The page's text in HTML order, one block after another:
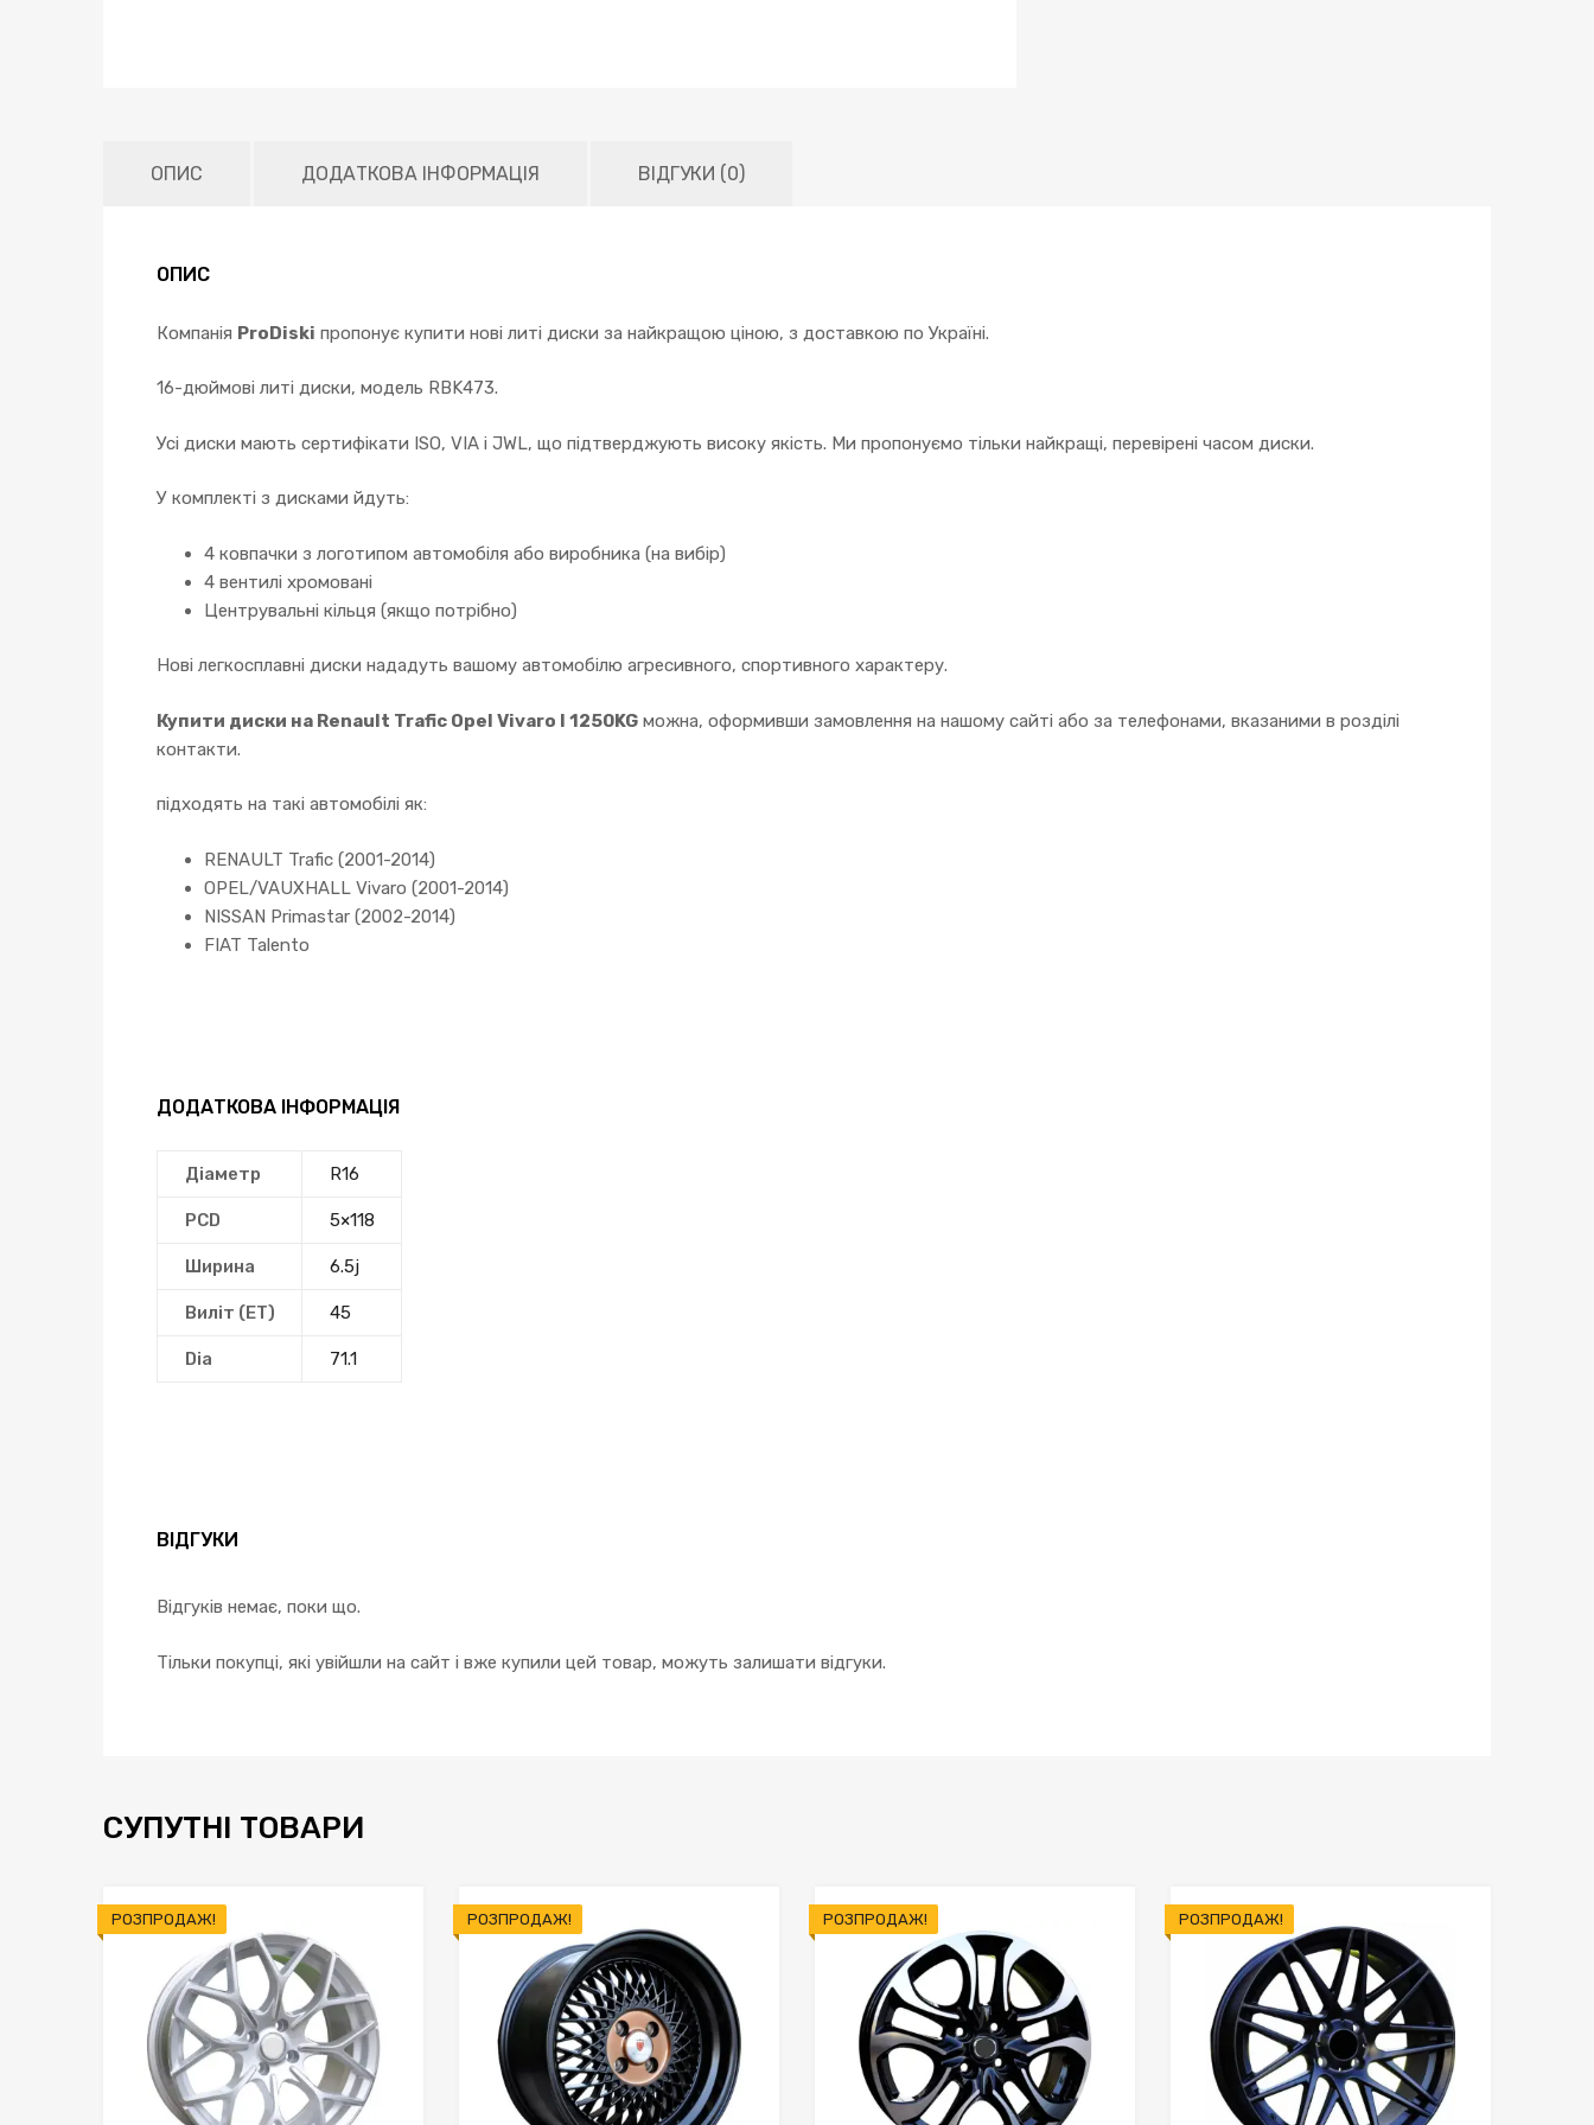
ОПИС ДОДАТКОВА ІНФОРМАЦІЯ ВІДГУКИ (0)
ОПИС
Компанія ProDiski пропонує купити нові литі диски за найкращою ціною, з доставкою по Україні.
16-дюймові литі диски, модель RBK473.
Усі диски мають сертифікати ISO, VIA і JWL, що підтверджують високу якість. Ми пропонуємо тільки найкращі, перевірені часом диски.
У комплекті з дисками йдуть:
4 ковпачки з логотипом автомобіля або виробника (на вибір)
4 вентилі хромовані
Центрувальні кільця (якщо потрібно)
Нові легкосплавні диски нададуть вашому автомобілю агресивного, спортивного характеру.
Купити диски на Renault Trafic Opel Vivaro I 1250KG можна, оформивши замовлення на нашому сайті або за телефонами, вказаними в розділі
контакти.
підходять на такі автомобілі як:
RENAULT Trafic (2001-2014)
OPEL/VAUXHALL Vivaro (2001-2014)
NISSAN Primastar (2002-2014)
FIAT Talento
ДОДАТКОВА ІНФОРМАЦІЯ
Діаметр R16
PCD 5×118
Ширина 6.5j
Виліт (ЕТ) 45
Dia 71.1
ВІДГУКИ
Відгуків немає, поки що.
Тільки покупці, які увійшли на сайт і вже купили цей товар, можуть залишати відгуки.
СУПУТНІ ТОВАРИ
РОЗПРОДАЖ! РОЗПРОДАЖ! РОЗПРОДАЖ! РОЗПРОДАЖ!